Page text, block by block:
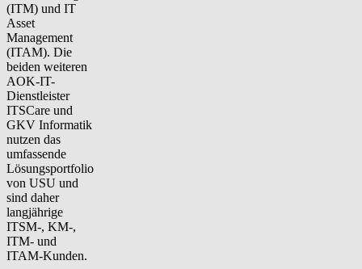
(ITM) und IT
Asset
Management
(ITAM). Die
beiden weiteren
AOK-IT-
Dienstleister
ITSCare und
GKV Informatik
nutzen das
umfassende
Lösungsportfolio
von USU und
sind daher
langjährige
ITSM-, KM-,
ITM- und
ITAM-Kunden.